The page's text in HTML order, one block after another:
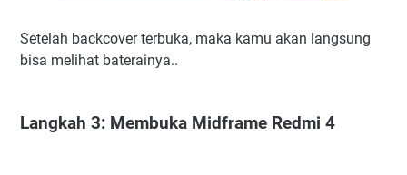
Setelah backcover terbuka, maka kamu akan langsung
bisa melihat baterainya..
Langkah 3: Membuka Midframe Redmi 4